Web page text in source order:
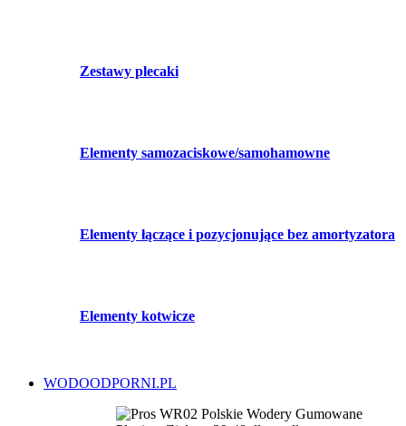
Zestawy plecaki
Elementy samozaciskowe/samohamowne
Elementy łączące i pozycjonujące bez amortyzatora
Elementy kotwicze
WODOODPORNI.PL